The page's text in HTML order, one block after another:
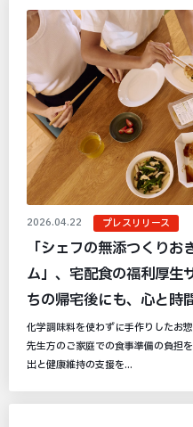
2026.04.22 プレスリリース
「シェフの無添つくり
ム」、宅配食の福利厚生
ちの帰宅後にも、心と時
化学調味料を使わずに手作りしたお
先生方のご家庭での食事準備の負担
出と健康維持の支援を...